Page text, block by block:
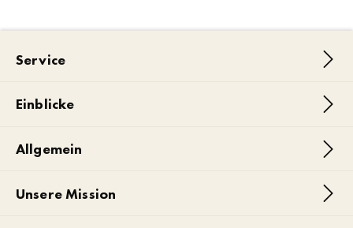
Service
Einblicke
Allgemein
Unsere Mission